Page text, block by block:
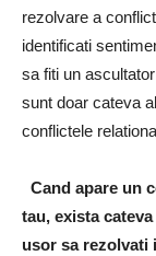
rezolvare a
identificati
sa fiti un
sunt doar cateva
conflictele
Cand apare un
tau, exista
usor sa rezolvati